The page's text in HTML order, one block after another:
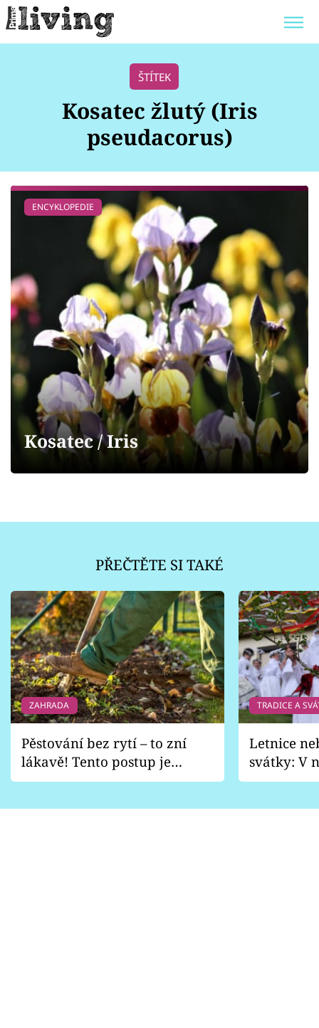
POKOJOVÉ KVĚTINY
ZAHRADA
Bydlení
Design
Sledujte prima+
Přihlášení
Sledujte nás
ŠTÍTEK
Kosatec žlutý (Iris
pseudacorus)
ENCYKLOPEDIE
Kosatec / Iris
PŘEČTĚTE SI TAKÉ
ZAHRADA
Pěstování bez rytí – to zní
lákavě! Tento postup je
vhodný jen pro některé
TRADICE A
Letnice
svátky: V
pondělí